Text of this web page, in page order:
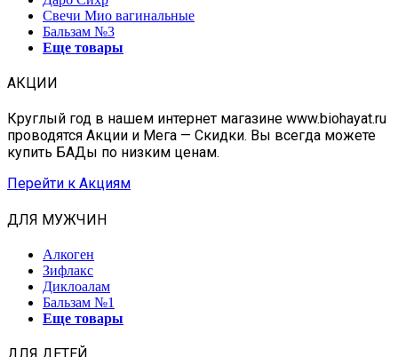
Свечи Мио вагинальные
Бальзам №3
Еще товары
АКЦИИ
Круглый год в нашем интернет магазине www.biohayat.ru
проводятся Акции и Мега — Скидки. Вы всегда можете
купить БАДы по низким ценам.
Перейти к Акциям
ДЛЯ МУЖЧИН
Алкоген
Зифлакс
Диклоалам
Бальзам №1
Еще товары